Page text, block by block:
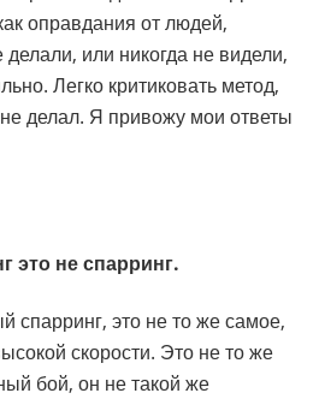
оправдания от людей,
делали, или никогда не видели,
Легко критиковать метод,
не делал. Я привожу мои ответы
это не спарринг.
спарринг, это не то же самое,
скорости. Это не то же
бой, он не такой же